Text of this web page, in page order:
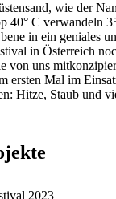
wie der
40° C verwandeln
in ein geniales
in Österreich
von uns
ersten Mal im
Hitze, Staub und